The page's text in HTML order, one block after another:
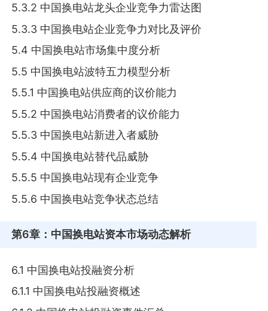
5.3.2 中国换电站龙头企业竞争力雷达图
5.3.3 中国换电站企业竞争力对比及评价
5.4 中国换电站市场集中度分析
5.5 中国换电站波特五力模型分析
5.5.1 中国换电站供应商的议价能力
5.5.2 中国换电站消费者的议价能力
5.5.3 中国换电站新进入者威胁
5.5.4 中国换电站替代品威胁
5.5.5 中国换电站现有企业竞争
5.5.6 中国换电站竞争状态总结
第6章 ：中国换电站资本市场动态解析
6.1 中国换电站投融资分析
6.1.1 中国换电站投融资概述